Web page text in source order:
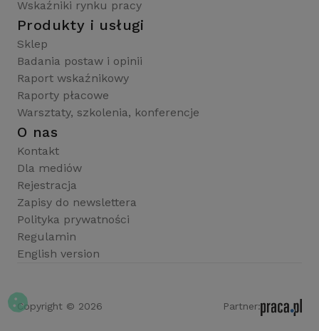
Wskaźniki rynku pracy
Produkty i usługi
Sklep
Badania postaw i opinii
Raport wskaźnikowy
Raporty płacowe
Warsztaty, szkolenia, konferencje
O nas
Kontakt
Dla mediów
Rejestracja
Zapisy do newslettera
Polityka prywatności
Regulamin
English version
Copyright © 2026 Partner: